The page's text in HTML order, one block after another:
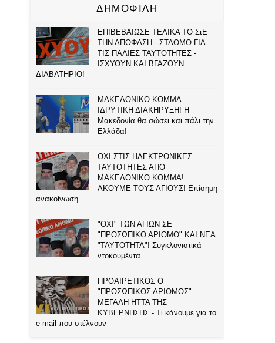
ΔΗΜΟΦΙΛΗ
ΕΠΙΒΕΒΑΙΩΣΕ ΤΕΛΙΚΑ ΤΟ ΣτΕ
ΤΗΝ ΑΠΟΦΑΣΗ - ΣΤΑΘΜΟ ΓΙΑ
ΤΙΣ ΠΑΛΙΕΣ ΤΑΥΤΟΤΗΤΕΣ -
ΙΣΧΥΟΥΝ ΚΑΙ ΒΓΑΖΟΥΝ
ΔΙΑΒΑΤΗΡΙΟ!
ΜΑΚΕΔΟΝΙΚΟ ΚΟΜΜΑ -
ΙΔΡΥΤΙΚΗ ΔΙΑΚΗΡΥΞΗ! Η
Μακεδονία θα σώσει και πάλι την
Ελλάδα!
ΟΧΙ ΣΤΙΣ ΗΛΕΚΤΡΟΝΙΚΕΣ
ΤΑΥΤΟΤΗΤΕΣ ΑΠΟ
ΜΑΚΕΔΟΝΙΚΟ ΚΟΜΜΑ!
ΑΚΟΥΜΕ ΤΟΥΣ ΑΓΙΟΥΣ! Επίσημη
ανακοίνωση
"ΟΧΙ" ΤΩΝ ΑΓΙΩΝ ΣΕ
"ΠΡΟΣΩΠΙΚΟ ΑΡΙΘΜΟ" ΚΑΙ ΝΕΑ
"ΤΑΥΤΟΤΗΤΑ"! Συγκλονιστικά
ντοκουμέντα
ΠΡΟΑΙΡΕΤΙΚΟΣ Ο
"ΠΡΟΣΩΠΙΚΟΣ ΑΡΙΘΜΟΣ" -
ΜΕΓΑΛΗ ΗΤΤΑ ΤΗΣ
ΚΥΒΕΡΝΗΣΗΣ - Τι κάνουμε για το
e-mail που στέλνουν